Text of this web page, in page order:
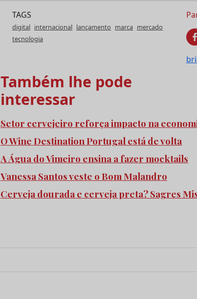
TAGS
digital internacional lançamento marca mercado
tecnologia
Também lhe pode
interessar
Setor cervejeiro reforça impacto na
O Wine Destination Portugal está de volta
A Água do Vimeiro ensina a fazer mocktails
Vanessa Santos veste o Bom Malandro
Cerveja dourada e cerveja preta? Sagres